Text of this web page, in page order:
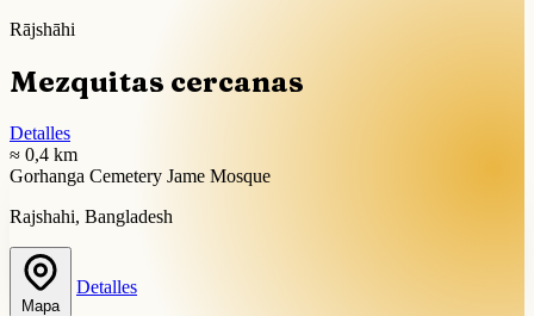
Rājshāhi
Mezquitas cercanas
Detalles
≈ 0,4 km
Gorhanga Cemetery Jame Mosque
Rajshahi, Bangladesh
Mapa
Detalles